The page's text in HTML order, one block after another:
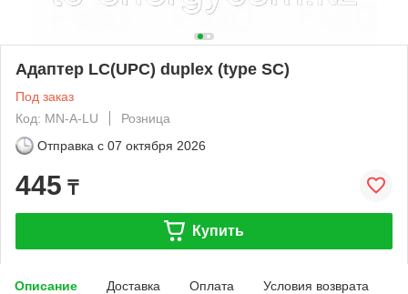
Адаптер LC(UPC) duplex (type SC)
Под заказ
Код: MN-A-LU
Розница
Отправка с 07 октября 2026
445 ₸
Купить
Описание Доставка Оплата Условия возврата